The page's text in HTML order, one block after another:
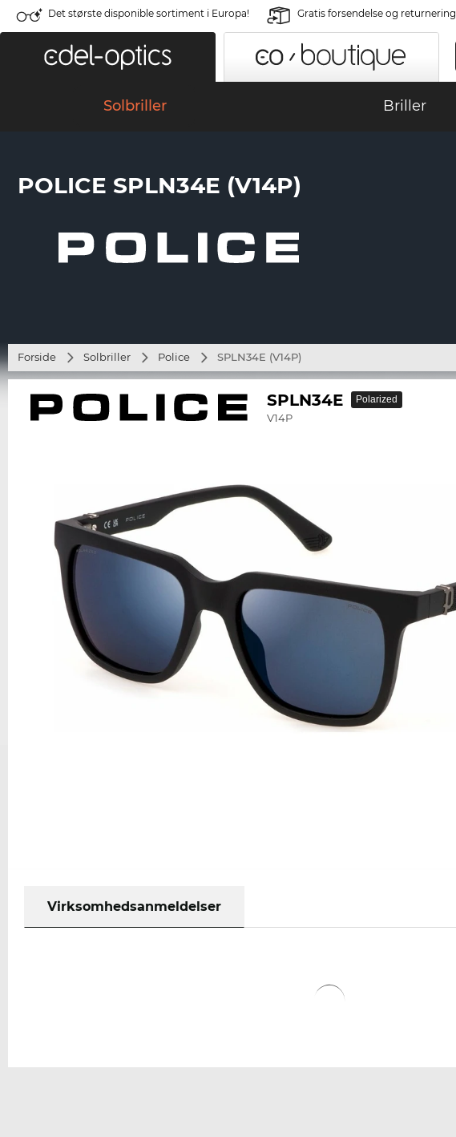
Det største disponible sortiment i Europa! Gratis forsendelse og returnering
Solbriller Briller
POLICE SPLN34E (V14P)
Forside Solbriller Police SPLN34E (V14P)
SPLN34E
V14P
Polarized
Virksomhedsanmeldelser